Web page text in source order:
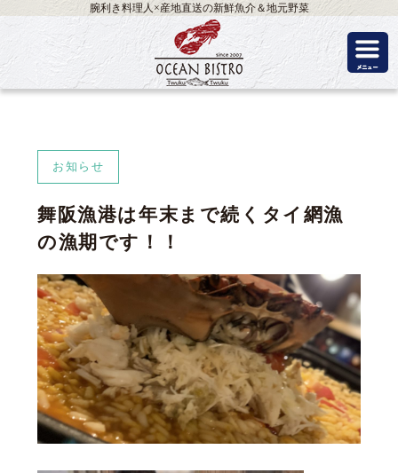
腕利き料理人×産地直送の新鮮魚介＆地元野菜
お知らせ
舞阪漁港は年末まで続くタイ網漁
の漁期です！！